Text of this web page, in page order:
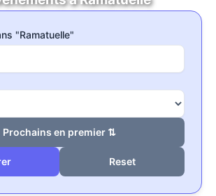
"Ramatuelle"
Prochains en premier ⇅
Reset